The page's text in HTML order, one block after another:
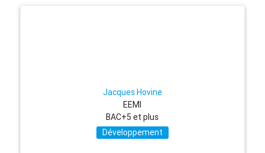
Jacques Hovine
EEMI
BAC+5 et plus
Développement